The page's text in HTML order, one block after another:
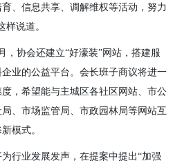
、信息共享、调解维权等活动，努力
样说道。
，协会还建立“好濠装”网站，搭建服
业的公益平台。会长班子商议将进一
，希望能与主城区各社区网站、市公
、市场监管局、市政园林局等网站互
模式。
行业发展发声，在提案中提出“加强